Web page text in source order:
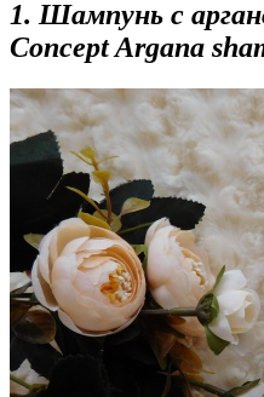
1. Шампунь с
Concept Argana